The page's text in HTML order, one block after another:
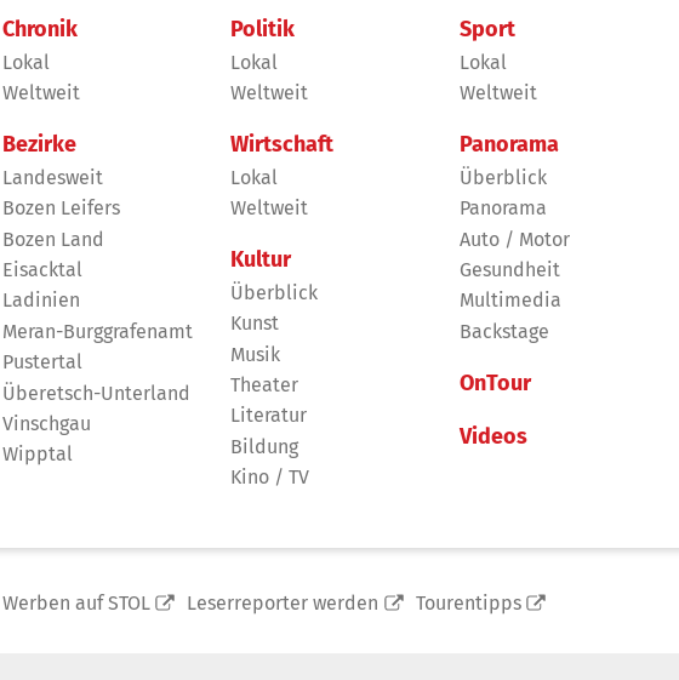
Chronik
Lokal
Weltweit
Bezirke
Landesweit
Bozen Leifers
Bozen Land
Eisacktal
Ladinien
Meran-Burggrafenamt
Pustertal
Überetsch-Unterland
Vinschgau
Wipptal
Politik
Lokal
Weltweit
Wirtschaft
Lokal
Weltweit
Kultur
Überblick
Kunst
Musik
Theater
Literatur
Bildung
Kino / TV
Sport
Lokal
Weltweit
Panorama
Überblick
Panorama
Auto / Motor
Gesundheit
Multimedia
Backstage
OnTour
Videos
Werben auf STOL Leserreporter werden Tourentipps